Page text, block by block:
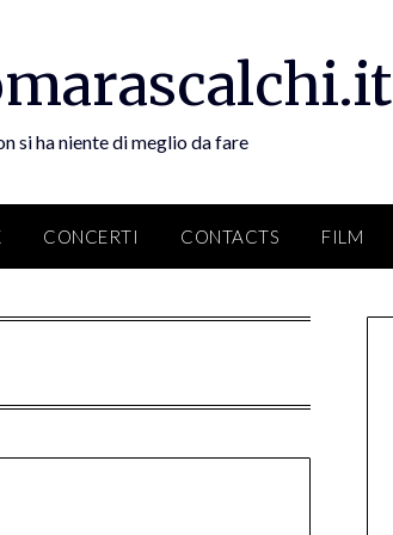
si ha niente di meglio da fare
CONCERTI CONTACTS FILM